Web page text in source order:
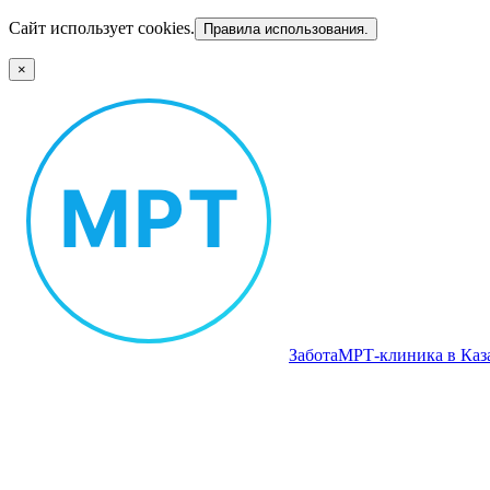
Сайт использует cookies. Правила использования.
×
ЗаботаМРТ‑клиника в